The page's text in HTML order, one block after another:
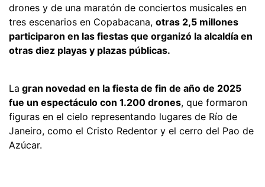
drones y de una maratón de conciertos musicales en
tres escenarios en Copabacana, otras 2,5 millones
participaron en las fiestas que organizó la alcaldía en
otras diez playas y plazas públicas.
La gran novedad en la fiesta de fin de año de 2025
fue un espectáculo con 1.200 drones, que formaron
figuras en el cielo representando lugares de Río de
Janeiro, como el Cristo Redentor y el cerro del Pao de
Azúcar.